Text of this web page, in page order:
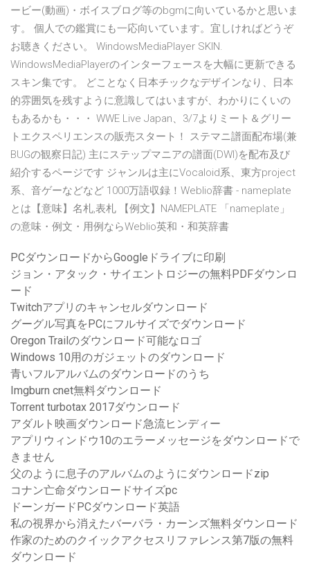
ービー(動画)・ボイスブログ等のbgmに向いているかと思いま
す。 個人での鑑賞にも一応向いています。宜しければどうぞ
お聴きください。 WindowsMediaPlayer SKIN.
WindowsMediaPlayerのインターフェースを大幅に更新できる
スキン集です。 どことなく日本チックなデザインなり、日本
的雰囲気を残すように意識してはいますが、わかりにくいの
もあるかも・・・ WWE Live Japan、3/7よりミート＆グリー
トエクスペリエンスの販売スタート！ ステマニ譜面配布場(兼
BUGの観察日記) 主にステップマニアの譜面(DWI)を配布及び
紹介するページです ジャンルは主にVocaloid系、東方project
系、音ゲーなどなど 1000万語収録！Weblio辞書 - nameplate
とは【意味】名札,表札 【例文】NAMEPLATE 「nameplate」
の意味・例文・用例ならWeblio英和・和英辞書
PCダウンロードからGoogleドライブに印刷
ジョン・アタック・サイエントロジーの無料PDFダウンロ
ード
Twitchアプリのキャンセルダウンロード
グーグル写真をPCにフルサイズでダウンロード
Oregon Trailのダウンロード可能なロゴ
Windows 10用のガジェットのダウンロード
青いフルアルバムのダウンロードのうち
Imgburn cnet無料ダウンロード
Torrent turbotax 2017ダウンロード
アダルト映画ダウンロード急流ヒンディー
アプリウィンドウ10のエラーメッセージをダウンロードで
きません
父のように息子のアルバムのようにダウンロードzip
コナン亡命ダウンロードサイズpc
ドーンガードPCダウンロード英語
私の視界から消えたバーバラ・カーンズ無料ダウンロード
作家のためのクイックアクセスリファレンス第7版の無料
ダウンロード